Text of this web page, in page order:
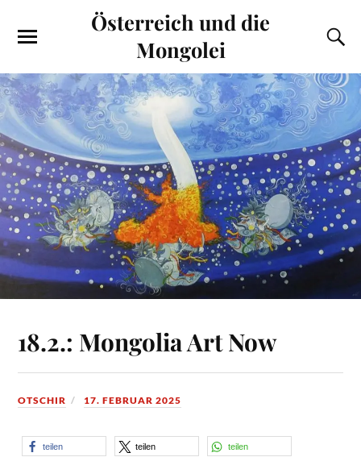
Österreich und die
Mongolei
18.2.: Mongolia Art Now
OTSCHIR 17. FEBRUAR 2025
teilen teilen teilen